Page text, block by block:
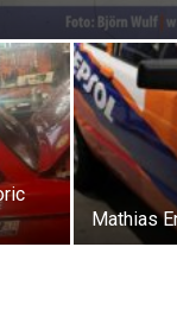
Mathias